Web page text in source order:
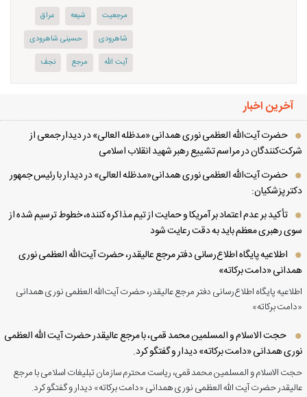
مرجعیت شیعه
عراق
شاهرودی
حسینی شاهرودی
آیت الله
مرجع نجف
آخرین اخبار
حضرت آیت‌الله العظمی نوری همدانی «مدظله العالی» در دیدار جمعی از
در مراسم تشییع رهبر شهید انقلاب اسلامی
حضرت آیت‌الله العظمی نوری همدانی«مدظله العالی» در دیدار با رئیس جمهور
پزشکیان:
تأکید بر عدم اعتماد بر آمریکا و حمایت از تیم مذاکره کننده، خطوط ترسیم شده از
رهبری معظم باید به دقت رعایت شود
اطلاعیه پایگاه اطلاع‌رسانی دفتر مرجع عالیقدر، حضرت آیت‌الله العظمی نوری
«دامت برکاته»
پایگاه اطلاع‌رسانی دفتر مرجع عالیقدر، حضرت آیت‌الله العظمی نوری همدانی
برکاته»
حجت الاسلام و المسلمین محمد قمی، با مرجع عالیقدر حضرت آیت الله العظمی
همدانی «دامت برکاته» دیدار و گفتگو کرد.
الاسلام و المسلمین محمد قمی، ریاست محترم سازمان تبلیغات اسلامی با مرجع
حضرت آیت الله العظمی نوری همدانی «دامت برکاته» دیدار و گفتگو کرد.